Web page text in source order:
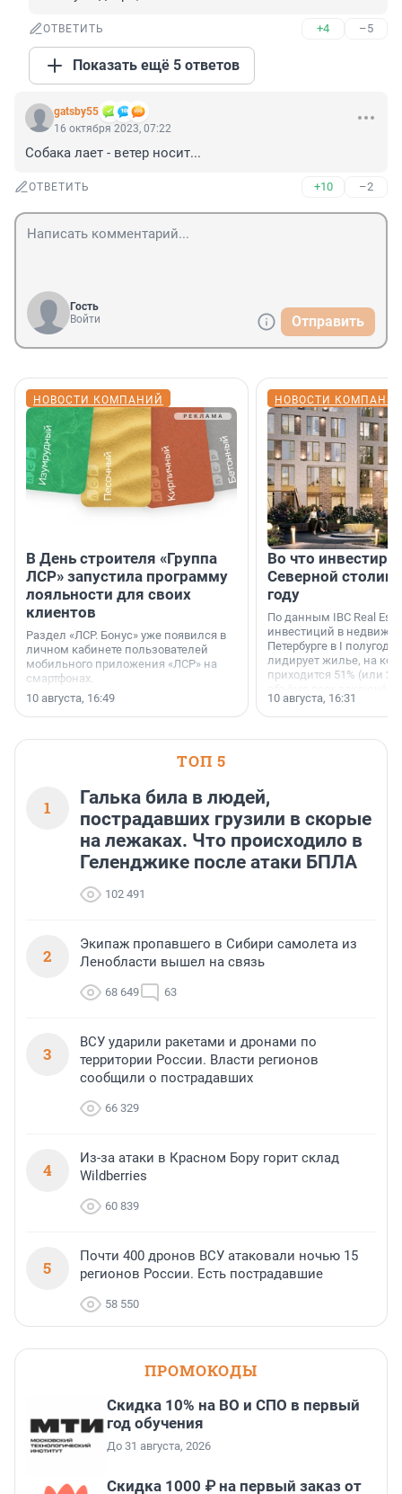
ОТВЕТИТЬ +4 –5
Показать ещё 5 ответов
gatsby55
16 октября 2023, 07:22
Собака лает - ветер носит...
ОТВЕТИТЬ +10 –2
Гость
Войти
Отправить
НОВОСТИ КОМПАНИЙ
В День строителя «Группа
ЛСР» запустила программу
лояльности для своих
клиентов
Раздел «ЛСР. Бонус» уже появился в
личном кабинете пользователей
мобильного приложения «ЛСР» на
смартфонах.
10 августа, 16:49
НОВОСТИ
Во что
Северной
году
По данным IBC Real
инвестиций в
Петербурге в I
лидирует жилье, на
приходится 51% (или
10 августа, 16:31
ТОП 5
1
Галька била в людей,
пострадавших грузили в скорые
на лежаках. Что происходило в
Геленджике после атаки БПЛА
102 491
2
Экипаж пропавшего в Сибири самолета из
Ленобласти вышел на связь
68 649 63
3
ВСУ ударили ракетами и дронами по
территории России. Власти регионов
сообщили о пострадавших
66 329
4
Из-за атаки в Красном Бору горит склад
Wildberries
60 839
5
Почти 400 дронов ВСУ атаковали ночью 15
регионов России. Есть пострадавшие
58 550
ПРОМОКОДЫ
Скидка 10% на ВО и СПО в первый
год обучения
До 31 августа, 2026
Скидка 1000 ₽ на первый заказ от